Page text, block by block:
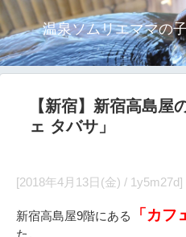
温泉ソムリエママの
【新宿】新宿高島屋
ェ タバサ」
[2018年4月13日(金) / 1y5m27d]
新宿高島屋9階にある 「カフ
た。